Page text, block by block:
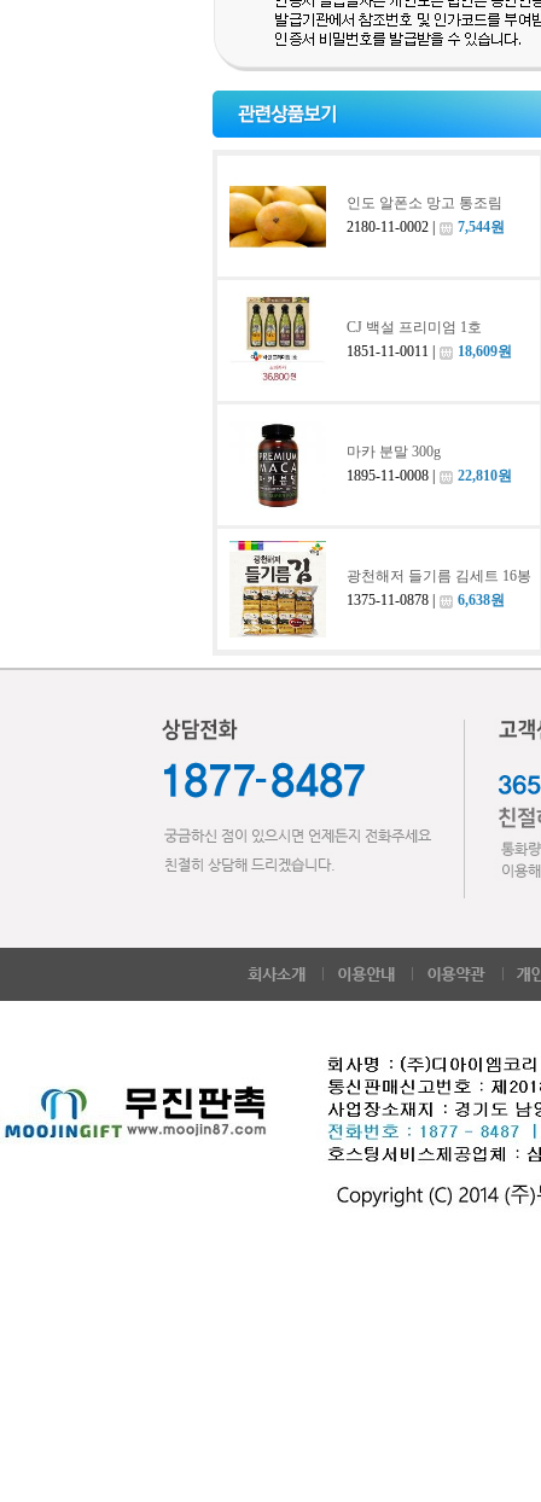
인도 알폰소 망고 통조림
2180-11-0002 |
7,544원
CJ 백설 프리미엄 1호
1851-11-0011 |
18,609원
마카 분말 300g
1895-11-0008 |
22,810원
광천해저 들기름 김세트 16봉
1375-11-0878 |
6,638원